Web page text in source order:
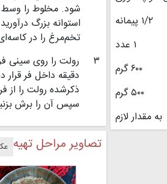
۱/۲ پیمانه
۱ عدد
۶۰۰ گرم
۵۰۰ گرم
به مقدار لازم
شود. مخلوط را وسط
استوانه بزرگ
تخم‌مرغ را در
۳
دقیقه داخل فر قرار
ذکرشده رولت را از
سپس آن را برش
تصاویر مراحل تهیه